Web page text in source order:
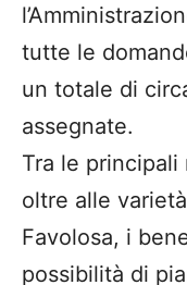
tutte le
un totale di
assegnate.
Tra le
oltre alle
Favolosa, i
possibilità di